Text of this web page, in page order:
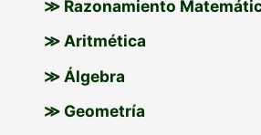
≫ Razonamiento
≫ Aritmética
≫ Álgebra
≫ Geometría